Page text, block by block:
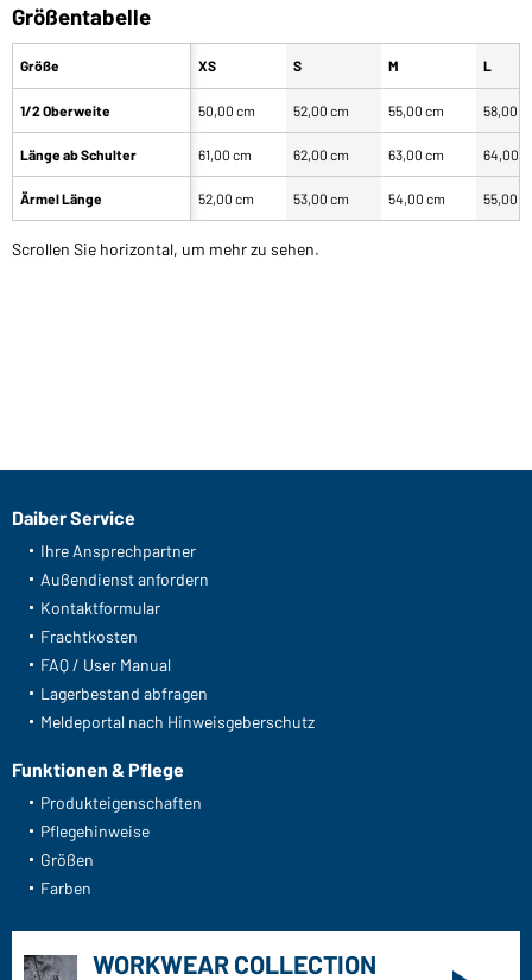
Größentabelle
Größe
1/2 Oberweite
Länge ab Schulter
Ärmel Länge
XS S M L
50,00 cm 52,00 cm 55,00 cm 58,00
61,00 cm 62,00 cm 63,00 cm 64,00
52,00 cm 53,00 cm 54,00 cm 55,00
Scrollen Sie horizontal, um mehr zu sehen.
Daiber Service
Ihre Ansprechpartner
Außendienst anfordern
Kontaktformular
Frachtkosten
FAQ / User Manual
Lagerbestand abfragen
Meldeportal nach Hinweisgeberschutz
Funktionen & Pflege
Produkteigenschaften
Pflegehinweise
Größen
Farben
WORKWEAR COLLECTION